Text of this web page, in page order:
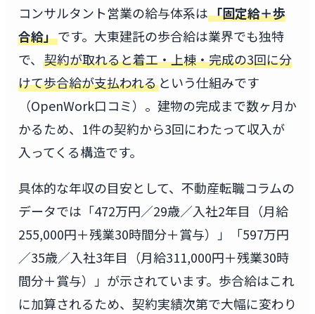
コンサルタント営業の給与体系は「固定給＋歩
合給」です。大東建託の歩合給は業界でも独特
で、 契約が取れると着工・上棟・完成の3回に分
けて歩合給が支払われるという仕組みです
（OpenWork口コミ）。建物の完成まで数ヶ月か
かるため、1件の契約から3回にわたって収入が
入ってくる構造です。
具体的な年収の目安として、不動産転職コラムの
データでは「472万円／29歳／入社2年目（月給
255,000円＋残業30時間分＋賞与）」「597万円
／35歳／入社3年目（月給311,000円＋残業30時
間分＋賞与）」が示されています。歩合給はこれ
に加算されるため、契約実績次第で大幅に変わり